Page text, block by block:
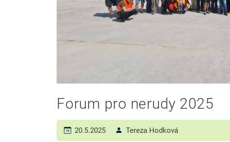
Forum pro nerudy 2025
20.5.2025 Tereza Hodková